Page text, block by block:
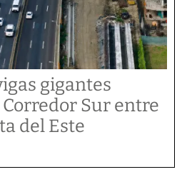
gigantes
Sur entre
del Este